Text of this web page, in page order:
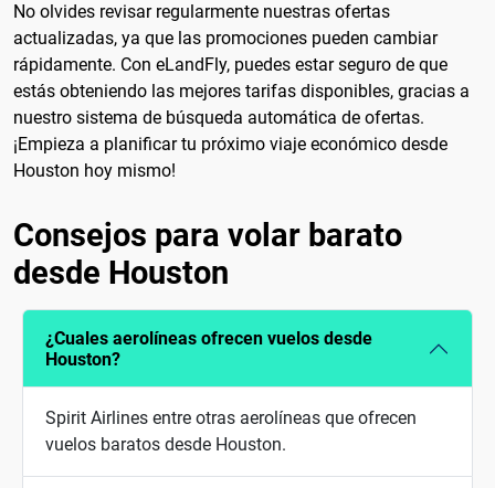
No olvides revisar regularmente nuestras ofertas
actualizadas, ya que las promociones pueden cambiar
rápidamente. Con eLandFly, puedes estar seguro de que
estás obteniendo las mejores tarifas disponibles, gracias a
nuestro sistema de búsqueda automática de ofertas.
¡Empieza a planificar tu próximo viaje económico desde
Houston hoy mismo!
Consejos para volar barato
desde Houston
¿Cuales aerolíneas ofrecen vuelos desde
Houston?
Spirit Airlines entre otras aerolíneas que ofrecen
vuelos baratos desde Houston.